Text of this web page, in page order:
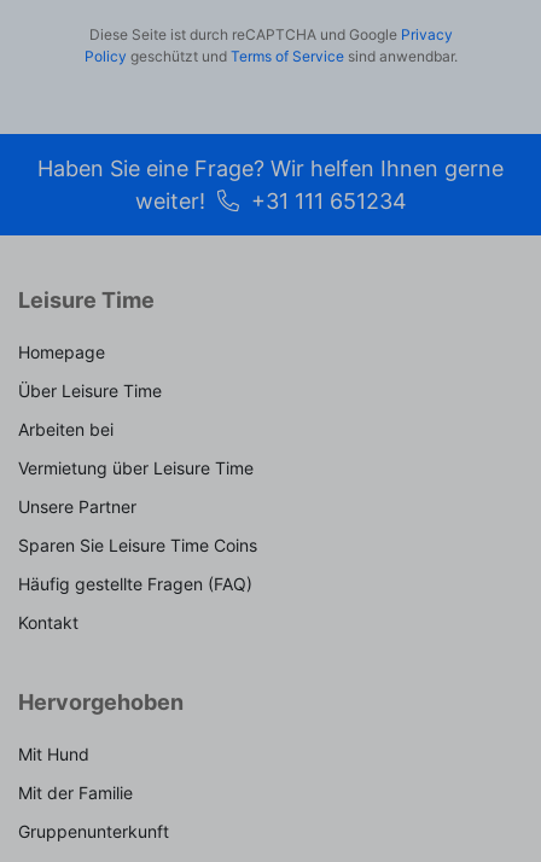
Diese Seite ist durch reCAPTCHA und Google Privacy
Policy geschützt und Terms of Servicesind anwendbar.
Haben Sie eine Frage? Wir helfen Ihnen gerne
weiter!
+31 111 651234
Leisure Time
Homepage
Über Leisure Time
Arbeiten bei
Vermietung über Leisure Time
Unsere Partner
Sparen Sie Leisure Time Coins
Häufig gestellte Fragen (FAQ)
Kontakt
Hervorgehoben
Mit Hund
Mit der Familie
Gruppenunterkunft